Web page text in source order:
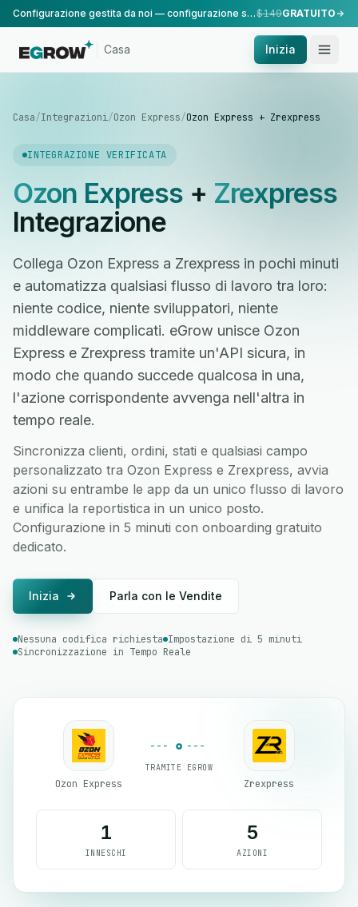
Configurazione gestita da noi — configurazione standard, eseguita dal nostro team.$149GRATUITO
Casa Inizia
Casa/Integrazioni/Ozon Express/Ozon Express + Zrexpress
INTEGRAZIONE VERIFICATA
Ozon Express+ Zrexpress
Integrazione
Collega Ozon Express a Zrexpress in pochi minuti
e automatizza qualsiasi flusso di lavoro tra loro:
niente codice, niente sviluppatori, niente
middleware complicati. eGrow unisce Ozon
Express e Zrexpress tramite un'API sicura, in
modo che quando succede qualcosa in una,
l'azione corrispondente avvenga nell'altra in
tempo reale.
Sincronizza clienti, ordini, stati e qualsiasi campo
personalizzato tra Ozon Express e Zrexpress, avvia
azioni su entrambe le app da un unico flusso di lavoro
e unifica la reportistica in un unico posto.
Configurazione in 5 minuti con onboarding gratuito
dedicato.
Inizia Parla con le Vendite
Nessuna codifica richiesta Impostazione di 5 minuti
Sincronizzazione in Tempo Reale
Ozon Express
TRAMITE EGROW
Zrexpress
1
INNESCHI
5
AZIONI